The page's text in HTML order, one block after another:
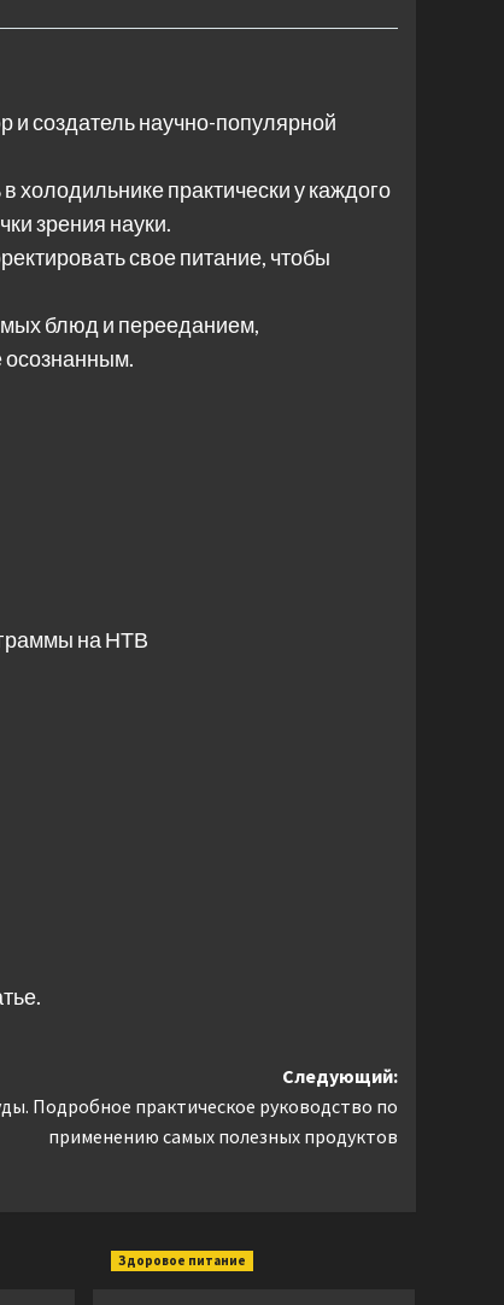
создатель научно-популярной
холодильнике практически у каждого
зрения науки.
свое питание, чтобы
блюд и перееданием,
осознанным.
на НТВ
Следующий:
Подробное практическое руководство по
применению самых полезных продуктов
Здоровое питание